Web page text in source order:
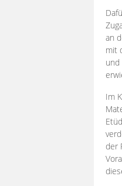
an
mit
und
Im
der